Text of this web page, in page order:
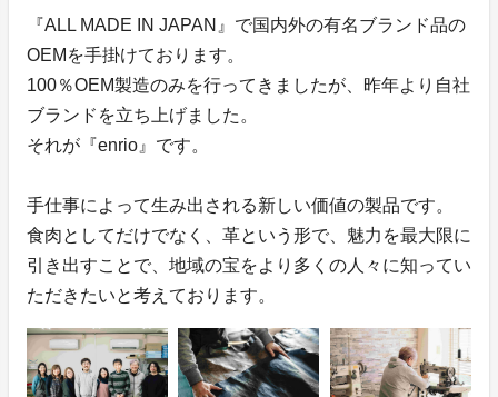
『ALL MADE IN JAPAN』で国内外の有名ブランド品の
OEMを手掛けております。
100％OEM製造のみを行ってきましたが、昨年より自社
ブランドを立ち上げました。
それが『enrio』です。
手仕事によって生み出される新しい価値の製品です。
食肉としてだけでなく、革という形で、魅力を最大限に
引き出すことで、地域の宝をより多くの人々に知ってい
ただきたいと考えております。